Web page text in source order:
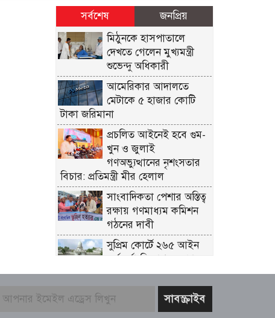
সর্বশেষ
জনপ্রিয়
মিঠুনকে হাসপাতালে
দেখতে গেলেন মুখ্যমন্ত্রী
শুভেন্দু অধিকারী
আমেরিকার আদালতে
মেটাকে ৫ হাজার কোটি
টাকা জরিমানা
প্রচলিত আইনেই হবে গুম-
খুন ও জুলাই
গণঅভ্যুত্থানের নৃশংসতার
বিচার: প্রতিমন্ত্রী মীর হেলাল
সাংবাদিকতা পেশার অস্তিত্ব
রক্ষায় গণমাধ্যম কমিশন
গঠনের দাবী
সুপ্রিম কোর্টে ২৬৫ আইন
কর্মকর্তা নিয়োগ: সংখ্যালঘু
না থাকায় প্রতিক্রিয়া
ইতালি যাওয়ার পথে
লিবিয়ায় বন্দি যুবক, দেড়